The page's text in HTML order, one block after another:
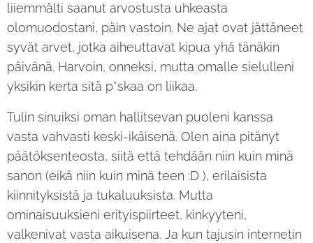
liiemmälti saanut arvostusta uhkeasta
olomuodostani, päin vastoin. Ne ajat ovat jättäneet
syvät arvet, jotka aiheuttavat kipua yhä tänäkin
päivänä. Harvoin, onneksi, mutta omalle sielulleni
yksikin kerta sitä p*skaa on liikaa.
Tulin sinuiksi oman hallitsevan puoleni kanssa
vasta vahvasti keski-ikäisenä. Olen aina pitänyt
päätöksenteosta, siitä että tehdään niin kuin minä
sanon (eikä niin kuin minä teen :D ), erilaisista
kiinnityksistä ja tukaluuksista. Mutta
ominaisuuksieni erityispiirteet, kinkyyteni,
valkenivat vasta aikuisena. Ja kun tajusin internetin